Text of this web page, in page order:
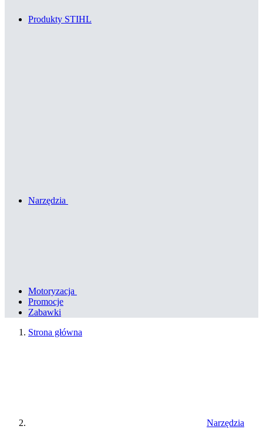
Produkty STIHL
Narzędzia
Motoryzacja
Promocje
Zabawki
Strona główna
Narzędzia